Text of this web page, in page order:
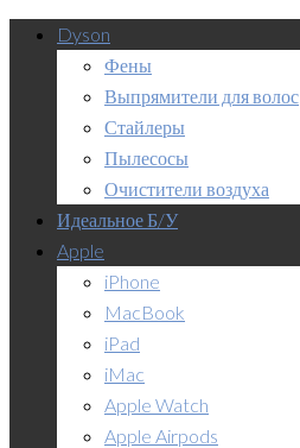
Dyson
Фены
Выпрямители для волос
Стайлеры
Пылесосы
Очистители воздуха
Идеальное Б/У
Apple
iPhone
MacBook
iPad
iMac
Apple Watch
Apple Airpods